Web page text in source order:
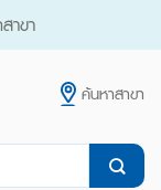
าขา
ค้นหาสาขา